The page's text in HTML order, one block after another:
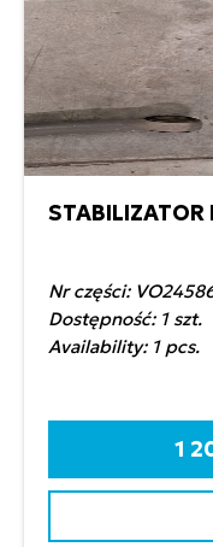
Nr części:
Dostępność: 1 szt.
Availability: 1 pcs.
1